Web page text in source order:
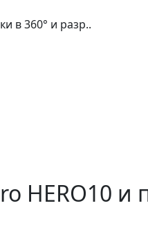
в 360° и разр..
HERO10